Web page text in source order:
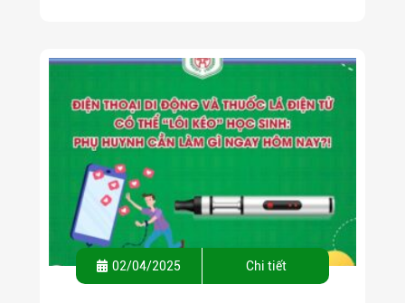
02/04/2025 Chi tiết